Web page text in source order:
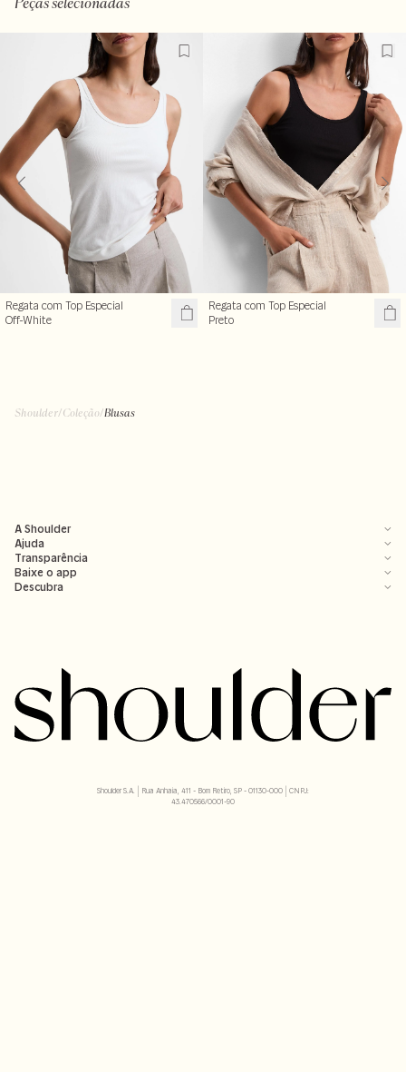
Regata com Top Especial
Off-White
Regata com Top Especial
Preto
Shoulder/Coleção/Blusas
A Shoulder
Ajuda
Transparência
Baixe o app
Descubra
Shoulder S.A. | Rua Anhaia, 411 - Bom Retiro, SP - 01130-000 | CNPJ:
43.470566/0001-90